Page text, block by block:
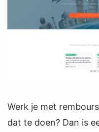
Werk je met
dat te doen? Dan is